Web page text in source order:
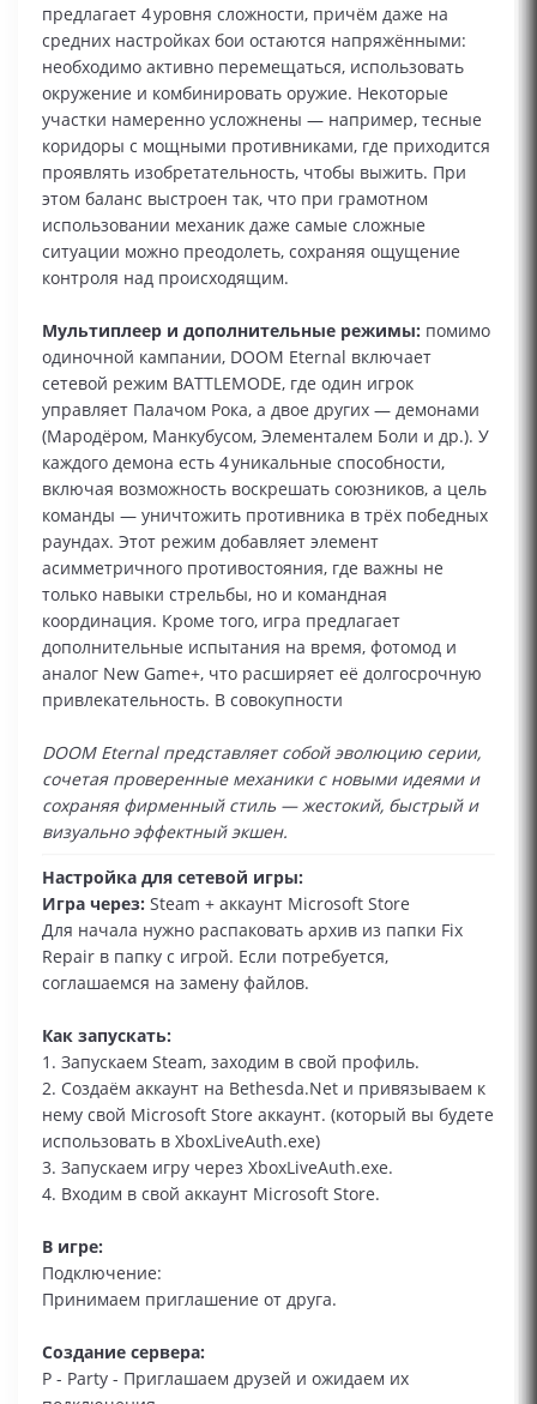
предлагает 4 уровня сложности, причём даже на
средних настройках бои остаются напряжёнными:
необходимо активно перемещаться, использовать
окружение и комбинировать оружие. Некоторые
участки намеренно усложнены — например, тесные
коридоры с мощными противниками, где приходится
проявлять изобретательность, чтобы выжить. При
этом баланс выстроен так, что при грамотном
использовании механик даже самые сложные
ситуации можно преодолеть, сохраняя ощущение
контроля над происходящим.
Мультиплеер и дополнительные режимы: помимо
одиночной кампании, DOOM Eternal включает
сетевой режим BATTLEMODE, где один игрок
управляет Палачом Рока, а двое других — демонами
(Мародёром, Манкубусом, Элементалем Боли и др.). У
каждого демона есть 4 уникальные способности,
включая возможность воскрешать союзников, а цель
команды — уничтожить противника в трёх победных
раундах. Этот режим добавляет элемент
асимметричного противостояния, где важны не
только навыки стрельбы, но и командная
координация. Кроме того, игра предлагает
дополнительные испытания на время, фотомод и
аналог New Game+, что расширяет её долгосрочную
привлекательность. В совокупности
DOOM Eternal представляет собой эволюцию серии,
сочетая проверенные механики с новыми идеями и
сохраняя фирменный стиль — жестокий, быстрый и
визуально эффектный экшен.
Настройка для сетевой игры:
Игра через: Steam + аккаунт Microsoft Store
Для начала нужно распаковать архив из папки Fix
Repair в папку с игрой. Если потребуется,
соглашаемся на замену файлов.
Как запускать:
1. Запускаем Steam, заходим в свой профиль.
2. Создаём аккаунт на Bethesda.Net и привязываем к
нему свой Microsoft Store аккаунт. (который вы будете
использовать в XboxLiveAuth.exe)
3. Запускаем игру через XboxLiveAuth.exe.
4. Входим в свой аккаунт Microsoft Store.
В игре:
Подключение:
Принимаем приглашение от друга.
Создание сервера:
P - Party - Приглашаем друзей и ожидаем их